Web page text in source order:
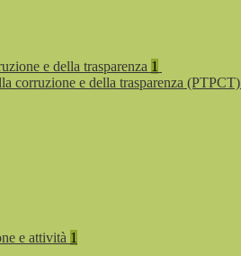
e della trasparenza 1
corruzione e della trasparenza (PTPCT)
e attività 1